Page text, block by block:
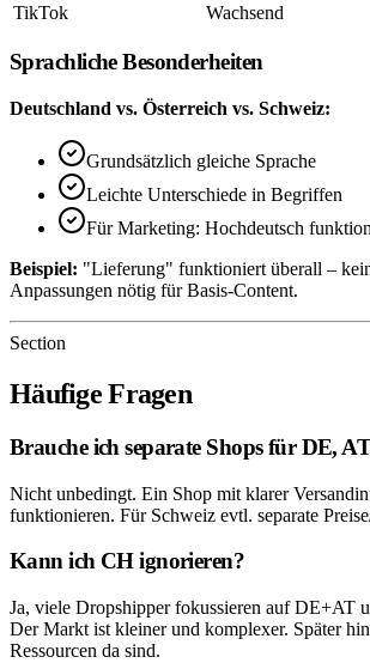
TikTok
Wachsend
Sprachliche Besonderheiten
Deutschland vs. Österreich vs. Schweiz:
Grundsätzlich gleiche Sprache
Leichte Unterschiede in Begriffen
Für Marketing: Hochdeutsch
Beispiel: "Lieferung" funktioniert überall –
Anpassungen nötig für Basis-Content.
Section
Häufige Fragen
Brauche ich separate Shops für DE,
Nicht unbedingt. Ein Shop mit klarer
funktionieren. Für Schweiz evtl. separate
Kann ich CH ignorieren?
Ja, viele Dropshipper fokussieren auf DE+AT
Der Markt ist kleiner und komplexer. Später
Ressourcen da sind.